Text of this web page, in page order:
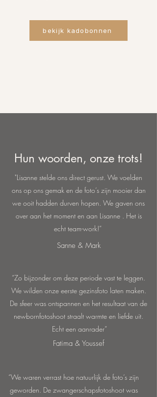
bekijk kadobonnen
Hun woorden, onze trots!
"Lisanne stelde ons direct gerust. We voelden
ons op ons gemak en de foto’s zijn mooier dan
we ooit hadden durven hopen. We gaven ons
over aan het moment en aan Lisanne . Het is
echt team-work!”
Sanne & Mark
“Zo bijzonder om deze periode vast te leggen.
We wilden onze eerste gezinsfoto laten maken.
De sfeer was ontspannen en het resultaat van de
newbornfotoshoot straalt warmte en liefde uit.
Echt een aanrader”
Fatima & Youssef
“We waren verrast hoe natuurlijk de foto’s zijn
geworden. De zwangerschapsfotoshoot was